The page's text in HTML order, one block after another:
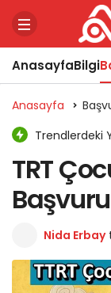
AnasayfaBilgi
Anasayfa
Trendlerdeki
TRT
Nida Erbay